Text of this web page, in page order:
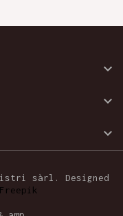



sàrl. Designed